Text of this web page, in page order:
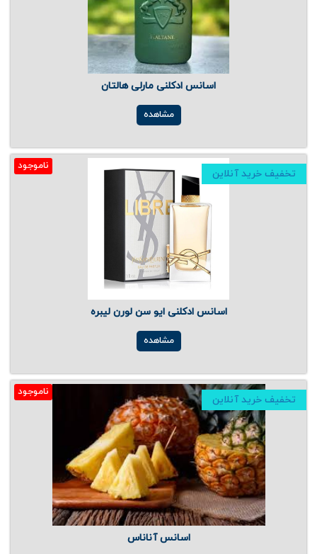
اسانس ادکلنی مارلی هالتان
مشاهده
ناموجود
تخفیف خرید آنلاین
اسانس ادکلنی ایو سن لورن لیبره
مشاهده
ناموجود
تخفیف خرید آنلاین
اسانس آناناس